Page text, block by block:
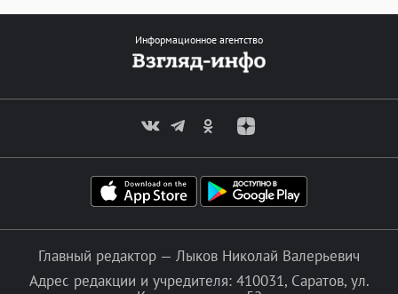
Информационное агентство
Главный редактор — Лыков Николай Валерьевич
Адрес редакции и учредителя: 410031, Саратов, ул.